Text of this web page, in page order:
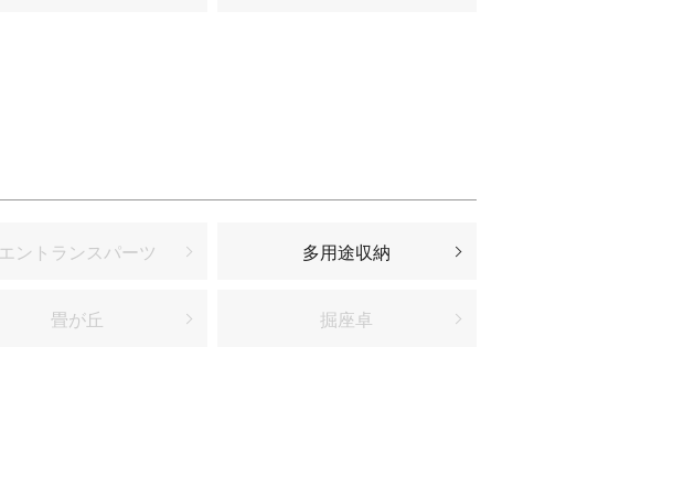
エントランスパーツ 多用途収納
畳が丘 掘座卓